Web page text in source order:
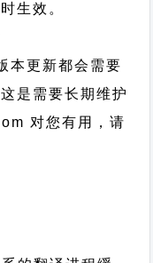
生效。
本更新都会需要
是需要长期维护
对您有用，请